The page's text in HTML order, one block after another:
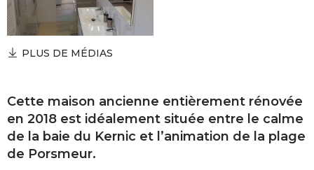
PLUS DE MÉDIAS
Cette maison ancienne entièrement rénovée
en 2018 est idéalement située entre le calme
de la baie du Kernic et l’animation de la plage
de Porsmeur.